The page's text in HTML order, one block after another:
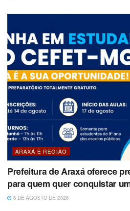
ARAXÁ E REGIÃO
Prefeitura de Araxá oferece
para quem quer conquistar
6 DE AGOSTO DE 2026